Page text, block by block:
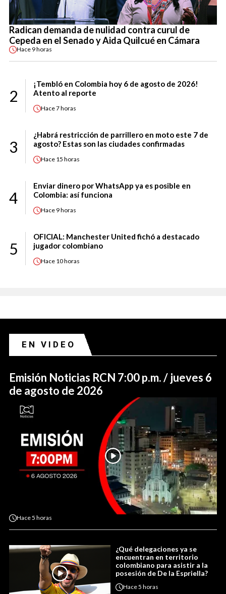
Radican demanda de nulidad contra curul de
Cepeda en el Senado y Aida Quilcué en Cámara
Hace 9 horas
2
¡Tembló en Colombia hoy 6 de agosto de 2026!
Atento al reporte
Hace7 horas
3
¿Habrá restricción de parrillero en moto este 7 de
agosto? Estas son las ciudades confirmadas
Hace 15 horas
4
Enviar dinero por WhatsApp ya es posible en
Colombia: así funciona
Hace 9 horas
5
OFICIAL: Manchester United fichó a destacado
jugador colombiano
Hace 10 horas
EN VIDEO
Emisión Noticias RCN 7:00 p.m. / jueves 6
de agosto de 2026
Hace5 horas
¿Qué delegaciones ya se
encuentran en territorio
colombiano para asistir a la
posesión de De la Espriella?
Hace5 horas